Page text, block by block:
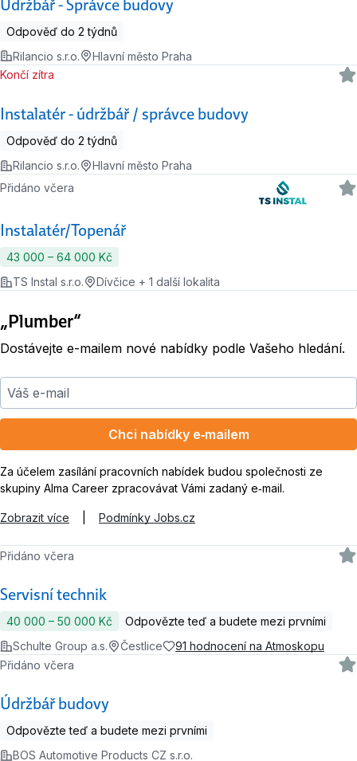
Údržbář - Správce budovy
Odpověď do 2 týdnů
Rilancio s.r.o.
Hlavní město Praha
Instalatér - údržbář / správce budovy
Končí zítra
Odpověď do 2 týdnů
Rilancio s.r.o.
Hlavní město Praha
Instalatér/Topenář
Přidáno včera
43 000 ‍–‍ 64 000 Kč
TS Instal s.r.o.
Dívčice + 1 další lokalita
„Plumber“
Dostávejte e-mailem nové nabídky podle Vašeho hledání.
Váš e-mail
Chci nabídky e‑mailem
Za účelem zasílání pracovních nabídek budou společnosti ze
skupiny Alma Career zpracovávat Vámi zadaný e‑mail.
Zobrazit více Podmínky Jobs.cz
Servisní technik
Přidáno včera
40 000 ‍–‍ 50 000 Kč
Odpovězte teď a budete mezi prvními
Schulte Group a.s.
Čestlice 91 hodnocení na Atmoskopu
Údržbář budovy
Přidáno včera
Odpovězte teď a budete mezi prvními
BOS Automotive Products CZ s.r.o.